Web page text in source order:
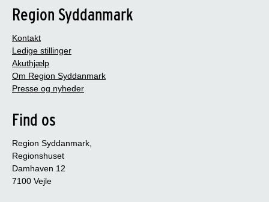
Region Syddanmark
Kontakt
Ledige stillinger
Akuthjælp
Om Region Syddanmark
Presse og nyheder
Find os
Region Syddanmark,
Regionshuset
Damhaven 12
7100 Vejle